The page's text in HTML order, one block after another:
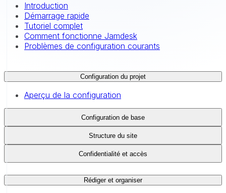
Introduction
Démarrage rapide
Tutoriel complet
Comment fonctionne Jamdesk
Problèmes de configuration courants
Configuration du projet
Aperçu de la configuration
Configuration de base
Structure du site
Confidentialité et accès
Rédiger et organiser